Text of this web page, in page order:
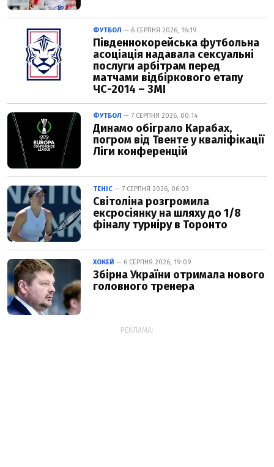
ФУТБОЛ — 6 СЕРПНЯ 2026, 16:19
Південнокорейська футбольна
асоціація надавала сексуальні
послуги арбітрам перед
матчами відбіркового етапу
ЧС-2014 – ЗМІ
ФУТБОЛ — 7 СЕРПНЯ 2026, 00:14
Динамо обіграло Карабах,
погром від Твенте у кваліфікації
Ліги конференцій
ТЕНІС — 7 СЕРПНЯ 2026, 06:03
Світоліна розгромила
ексросіянку на шляху до 1/8
фіналу турніру в Торонто
ХОКЕЙ — 6 СЕРПНЯ 2026, 19:09
Збірна України отримала нового
головного тренера
РЕКЛАМА: